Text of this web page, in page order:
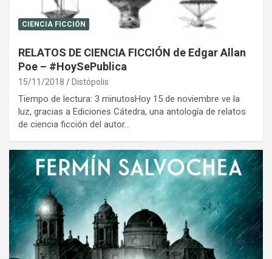
CIENCIA FICCIÓN
RELATOS DE CIENCIA FICCIÓN de Edgar Allan
Poe – #HoySePublica
15/11/2018 Distópolis
Tiempo de lectura: 3 minutosHoy 15 de noviembre ve la
luz, gracias a Ediciones Cátedra, una antología de relatos
de ciencia ficción del autor…